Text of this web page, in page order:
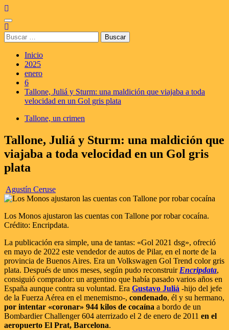
Saltar
al
contenido
Menú
principal
Buscar:
Inicio
2025
enero
6
Tallone, Juliá y Sturm: una maldición que viajaba a toda
velocidad en un Gol gris plata
Tallone, un crimen
Tallone, Juliá y Sturm: una maldición que
viajaba a toda velocidad en un Gol gris
plata
Agustín Ceruse
Los Monos ajustaron las cuentas con Tallone por robar cocaína.
Crédito: Encripdata.
La publicación era simple, una de tantas: «Gol 2021 dsg», ofreció
en mayo de 2022 este vendedor de autos de Pilar, en el norte de la
provincia de Buenos Aires. Era un Volkswagen Gol Trend color gris
plata. Después de unos meses, según pudo reconstruir Encripdata,
consiguió comprador: un argentino que había pasado varios años en
España aunque contra su voluntad. Era Gustavo Juliá -hijo del jefe
de la Fuerza Aérea en el menemismo-, condenado, él y su hermano,
por intentar «coronar» 944 kilos de cocaína a bordo de un
Bombardier Challenger 604 aterrizado el 2 de enero de 2011 en el
aeropuerto El Prat, Barcelona.